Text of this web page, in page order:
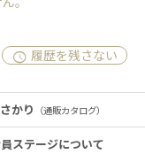
履歴を残さない
かり （通販カタログ）
ステージについて